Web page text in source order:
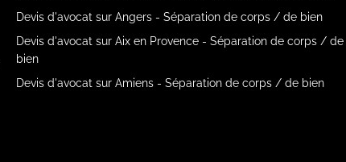
Devis d'avocat sur Angers - Séparation de corps / de bien
Devis d'avocat sur Aix en Provence - Séparation de corps / de
bien
Devis d'avocat sur Amiens - Séparation de corps / de bien